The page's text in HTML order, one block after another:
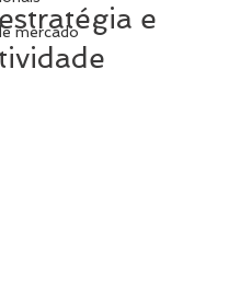
mercado
e